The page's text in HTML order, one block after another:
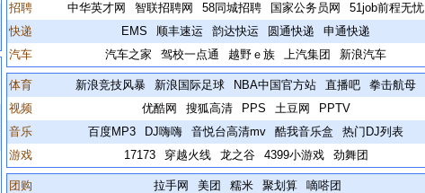
招聘
中华英才网 智联招聘网 58同城招聘 国家公务员网 51job前程无忧
快递
EMS 顺丰速运 韵达快运 圆通快递 申通快递
汽车
汽车之家 驾校一点通 越野ｅ族 上汽集团 新浪汽车
体育 新浪竞技风暴 新浪国际足球 NBA中国官方站 直播吧 拳击航母
视频
优酷网 搜狐高清 PPS 土豆网 PPTV
音乐
百度MP3 DJ嗨嗨 音悦台高清mv 酷我音乐盒 热门DJ列表
游戏
17173 穿越火线 龙之谷 4399小游戏 劲舞团
团购 拉手网 美团 糯米 聚划算 嘀嗒团